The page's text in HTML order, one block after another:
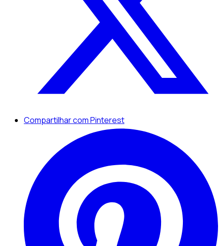
Compartilhar com Pinterest